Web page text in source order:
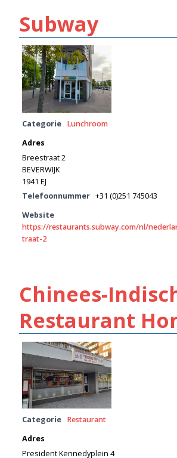
Subway
Categorie Lunchroom
Adres
Breestraat 2
BEVERWIJK
1941 EJ
Telefoonnummer +31 (0)251 745043
Website
https://restaurants.subway.com/nl/
traat-2
Chinees-
Restaurant
Categorie Restaurant
Adres
President Kennedyplein 4